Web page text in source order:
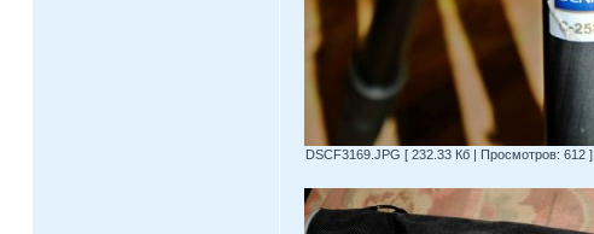
DSCF3169.JPG [ 232.33 Кб | Просмотров: 612 ]